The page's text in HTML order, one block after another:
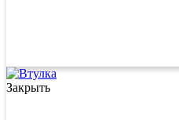
Закрыть